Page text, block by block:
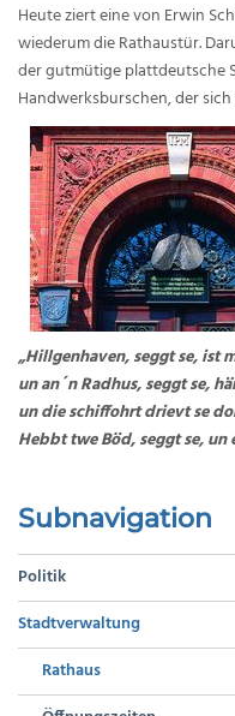
Heute ziert eine von Erwin
wiederum die Rathaustür.
der gutmütige plattdeutsche
Handwerksburschen, der
„Hillgenhaven, seggt se, ist
un an´n Radhus, seggt se,
un die schiffohrt drievt se
Hebbt twe Böd, seggt se, un
Subnavigation
Politik
Stadtverwaltung
Rathaus